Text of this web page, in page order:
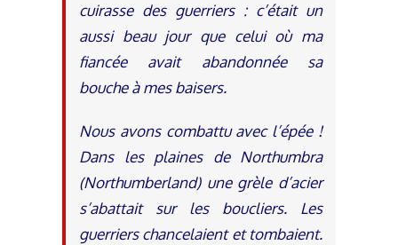
cuirasse des guerriers : c’était un
aussi beau jour que celui où ma
fiancée avait abandonnée sa
bouche à mes baisers.
Nous avons combattu avec l’épée !
Dans les plaines de Northumbra
(Northumberland) une grèle d’acier
s’abattait sur les boucliers. Les
guerriers chancelaient et tombaient.